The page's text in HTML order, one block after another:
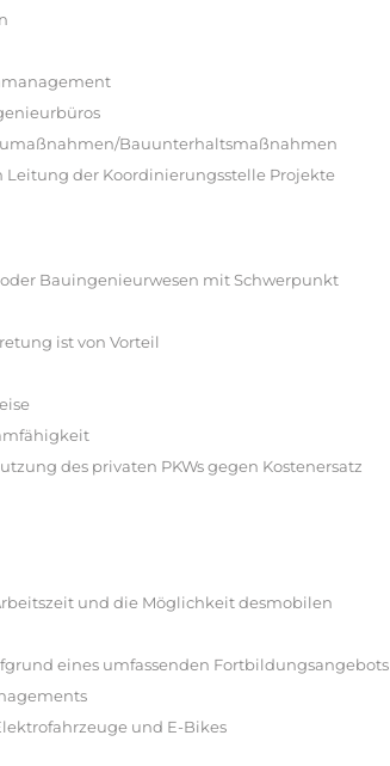
Bauunterhaltsmaßnahmen
der Koordinierungsstelle Projekte
Bauingenieurwesen mit Schwerpunkt
ist von Vorteil
des privaten PKWs gegen Kostenersatz
und die Möglichkeit desmobilen
eines umfassenden Fortbildungsangebots
und E-Bikes